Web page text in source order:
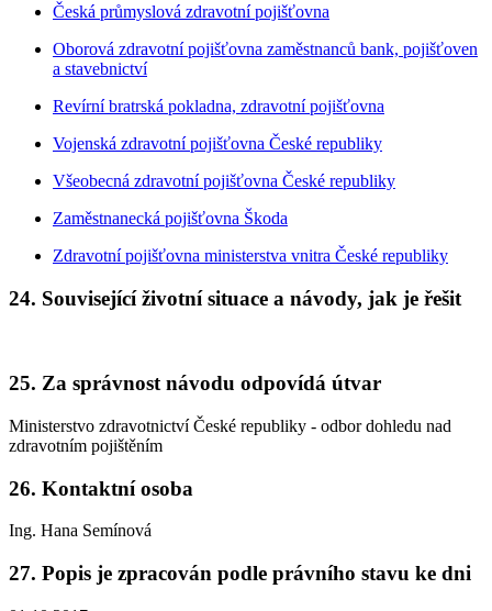
Česká průmyslová zdravotní pojišťovna
Oborová zdravotní pojišťovna zaměstnanců bank, pojišťoven
a stavebnictví
Revírní bratrská pokladna, zdravotní pojišťovna
Vojenská zdravotní pojišťovna České republiky
Všeobecná zdravotní pojišťovna České republiky
Zaměstnanecká pojišťovna Škoda
Zdravotní pojišťovna ministerstva vnitra České republiky
24. Související životní situace a návody, jak je řešit
25. Za správnost návodu odpovídá útvar
Ministerstvo zdravotnictví České republiky - odbor dohledu nad
zdravotním pojištěním
26. Kontaktní osoba
Ing. Hana Semínová
27. Popis je zpracován podle právního stavu ke dni